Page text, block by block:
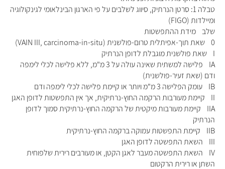
טבלה 1: סרטן הנרתיק, סיווג לשלבים על פי הארגון הבינלאומי לגינקולוגיה
ומיילדות (FIGO)
שלב מידת ההתפשטות
0 שאת תוך-אפיתלית טרום-פולשנית (VAIN III, carcinoma-in-situ)
I שאת פולשנית מוגבלת לדופן הנרתיק
IA פלישה למשתית שאינה עולה על 3 מ"מ, ללא פלישה לכלי לימפה
ודם (שאת זעיר-פולשנית)
IB עומק הפלישה 3 מ"מ ויותר או קיימת פלישה לכלי לימפה ודם
II קיימת מעורבות הרקמה החוץ-נרתיקית, אך אין התפשטות לדופן האגן
IIA קיימת מעורבות מיקטית של הרקמה החוץ-נרתיקית סמוך לדופן
הנרתיק
IIB קיימת התפשטות עמוקה ברקמה החוץ-נרתיקית
III השאת התפשטה לדופן האגן
IV השאת התפשטה מעבר לאגן הקטן, או מעורבים רירית שלפוחית
השתן או רירית הרקטום